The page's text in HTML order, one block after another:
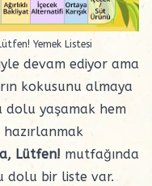
Yemek Listesi
devam ediyor ama
kokusunu almaya
dolu yaşamak hem
hazırlanmak
Lütfen! mutfağında
dolu bir liste var.